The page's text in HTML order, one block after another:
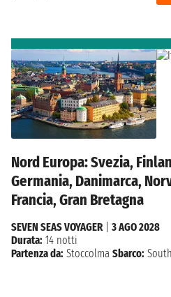
Nord Europa: Svezia,
Germania, Danimarca,
Francia, Gran Bretagna
SEVEN SEAS VOYAGER| 3 AGO 2028
Durata: 14 notti
Partenza da: Stoccolma Sbarco: